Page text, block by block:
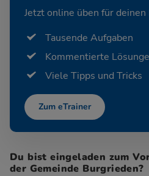
Jetzt online üben für deinen
Tausende Aufgaben
Kommentierte
Viele Tipps und Tricks
Zum eTrainer
Du bist eingeladen zum
der Gemeinde Burgrieden?